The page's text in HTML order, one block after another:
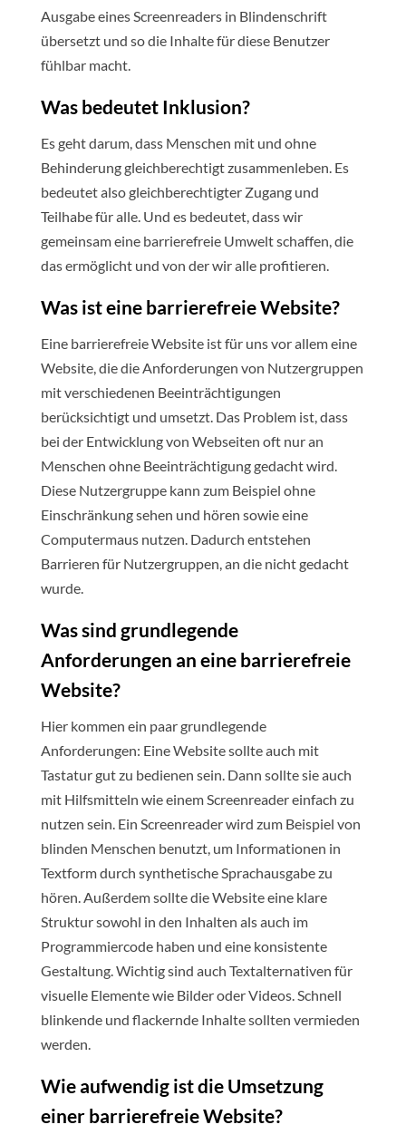
Ausgabe eines Screenreaders in Blindenschrift
übersetzt und so die Inhalte für diese Benutzer
fühlbar macht.
Was bedeutet Inklusion?
Es geht darum, dass Menschen mit und ohne
Behinderung gleichberechtigt zusammenleben. Es
bedeutet also gleichberechtigter Zugang und
Teilhabe für alle. Und es bedeutet, dass wir
gemeinsam eine barrierefreie Umwelt schaffen, die
das ermöglicht und von der wir alle profitieren.
Was ist eine barrierefreie Website?
Eine barrierefreie Website ist für uns vor allem eine
Website, die die Anforderungen von Nutzergruppen
mit verschiedenen Beeinträchtigungen
berücksichtigt und umsetzt. Das Problem ist, dass
bei der Entwicklung von Webseiten oft nur an
Menschen ohne Beeinträchtigung gedacht wird.
Diese Nutzergruppe kann zum Beispiel ohne
Einschränkung sehen und hören sowie eine
Computermaus nutzen. Dadurch entstehen
Barrieren für Nutzergruppen, an die nicht gedacht
wurde.
Was sind grundlegende
Anforderungen an eine barrierefreie
Website?
Hier kommen ein paar grundlegende
Anforderungen: Eine Website sollte auch mit
Tastatur gut zu bedienen sein. Dann sollte sie auch
mit Hilfsmitteln wie einem Screenreader einfach zu
nutzen sein. Ein Screenreader wird zum Beispiel von
blinden Menschen benutzt, um Informationen in
Textform durch synthetische Sprachausgabe zu
hören. Außerdem sollte die Website eine klare
Struktur sowohl in den Inhalten als auch im
Programmiercode haben und eine konsistente
Gestaltung. Wichtig sind auch Textalternativen für
visuelle Elemente wie Bilder oder Videos. Schnell
blinkende und flackernde Inhalte sollten vermieden
werden.
Wie aufwendig ist die Umsetzung
einer barrierefreie Website?